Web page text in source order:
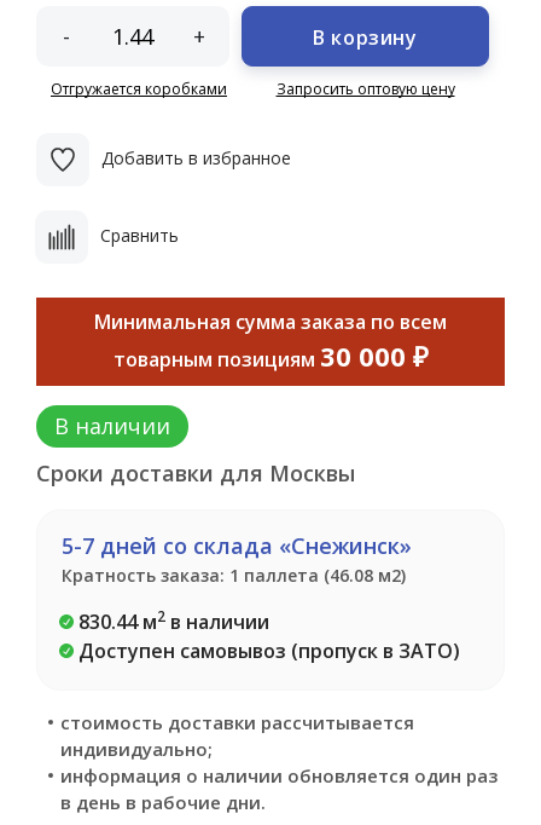
- +
Отгружается коробками
В корзину
Запросить оптовую цену
Добавить в избранное
Сравнить
Минимальная сумма заказа по всем
товарным позициям 30 000 ₽
В наличии
Сроки доставки для Москвы
5-7 дней со склада «Снежинск»
Кратность заказа: 1 паллета (46.08 м2)
830.44 м2 в наличии
Доступен самовывоз (пропуск в ЗАТО)
стоимость доставки рассчитывается
индивидуально;
информация о наличии обновляется один раз
в день в рабочие дни.